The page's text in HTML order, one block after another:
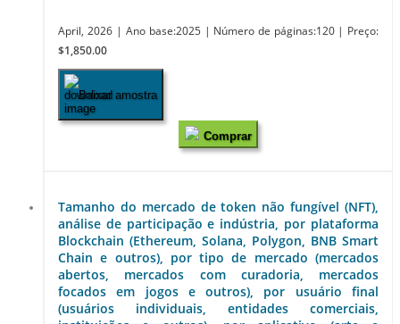
April, 2026 | Ano base:2025 | Número de páginas:120 | Preço:
$1,850.00
Baixar amostra
Comprar
Tamanho do mercado de token não fungível (NFT),
análise de participação e indústria, por plataforma
Blockchain (Ethereum, Solana, Polygon, BNB Smart
Chain e outros), por tipo de mercado (mercados
abertos, mercados com curadoria, mercados
focados em jogos e outros), por usuário final
(usuários individuais, entidades comerciais,